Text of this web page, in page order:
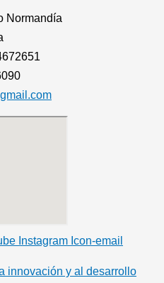
Normandía
Instagram Icon-email
innovación y al desarrollo